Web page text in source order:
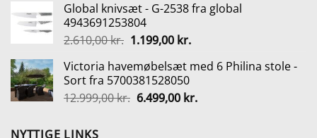
var:
350,00 kr..
er:
Global knivsæt - G-2538 fra global
4943691253804
2.610,00kr. Den
pris
var:
2.610,00 kr..
1.199,00 kr.Den
pris
1.199,00 kr..
Victoria havemøbelsæt med 6 Philina stole -
Sort fra 5700381528050
12.999,00kr. Den
6.499,00 kr.Den
NYTTIGE LINKS